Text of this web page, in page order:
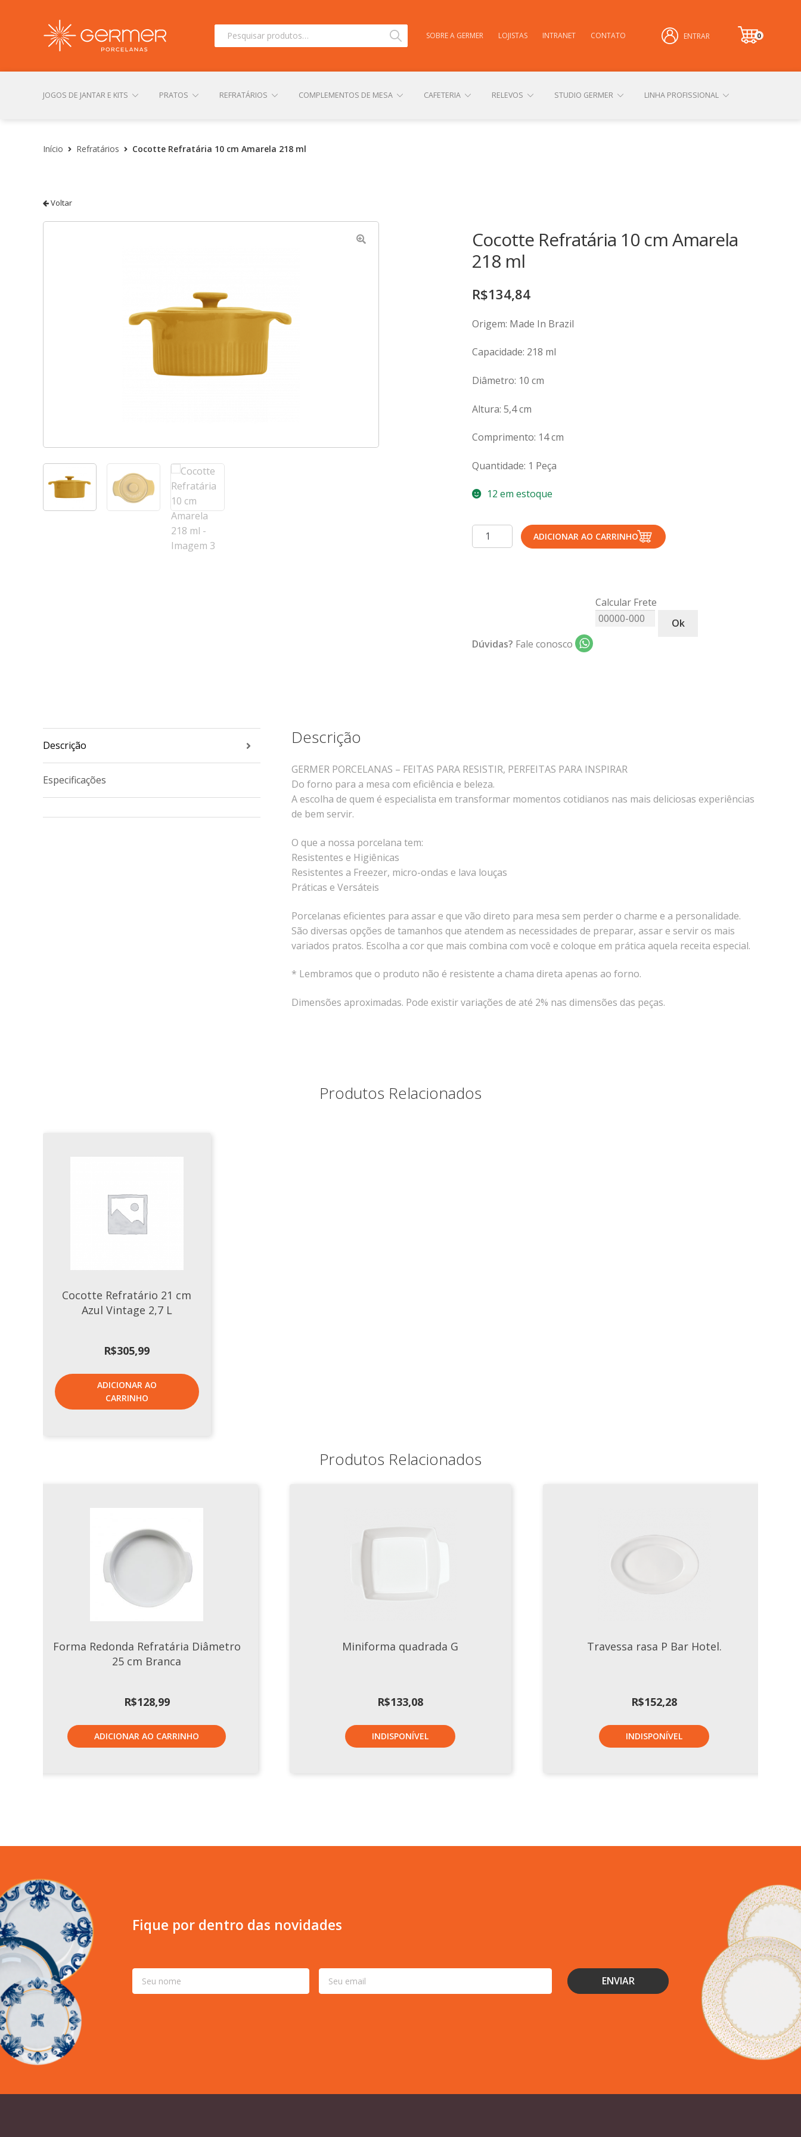
Pesquisar
Pesquisar SOBRE A GERMER LOJISTAS INTRANET CONTATO ENTRAR
0
it
JOGOS DE JANTAR E KITS PRATOS REFRATÁRIOS COMPLEMENTOS DE MESA CAFETERIA RELEVOS STUDIO GERMER LINHA PROFISSIONAL
Início Refratários Cocotte Refratária 10 cm Amarela 218 ml
Voltar
Cocotte Refratária 10 cm Amarela
218 ml
R$134,84
Origem: Made In Brazil
Capacidade: 218 ml
Diâmetro: 10 cm
Altura: 5,4 cm
Comprimento: 14 cm
Quantidade: 1 Peça
12 em estoque
Cocotte
Refratária
ADICIONAR AO CARRINHO
Dúvidas? Fale conosco
Calcular Frete
Ok
Descrição
Especificações
Descrição
GERMER PORCELANAS – FEITAS PARA RESISTIR, PERFEITAS PARA INSPIRAR
Do forno para a mesa com eficiência e beleza.
A escolha de quem é especialista em transformar momentos cotidianos nas mais deliciosas experiências
de bem servir.
O que a nossa porcelana tem:
Resistentes e Higiênicas
Resistentes a Freezer, micro-ondas e lava louças
Práticas e Versáteis
Porcelanas eficientes para assar e que vão direto para mesa sem perder o charme e a personalidade.
São diversas opções de tamanhos que atendem as necessidades de preparar, assar e servir os mais
variados pratos. Escolha a cor que mais combina com você e coloque em prática aquela receita especial.
* Lembramos que o produto não é resistente a chama direta apenas ao forno.
Dimensões aproximadas. Pode existir variações de até 2% nas dimensões das peças.
Produtos Relacionados
Cocotte Refratário 21 cm
Azul Vintage 2,7 L
R$305,99
ADICIONAR AO
CARRINHO
Produtos Relacionados
Forma Redonda Refratária Diâmetro
25 cm Branca
R$128,99
ADICIONAR AO CARRINHO
Miniforma quadrada G
R$133,08
INDISPONÍVEL
Travessa rasa P Bar Hotel.
R$152,28
INDISPONÍVEL
Fique por dentro das novidades